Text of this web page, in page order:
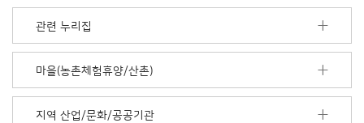
더
기
관련 누리집
마을(농촌체험휴양/산촌)
지역 산업/문화/공공기관